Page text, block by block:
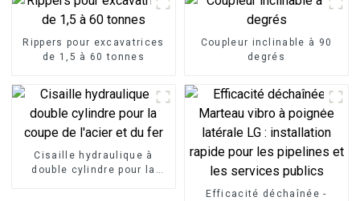
Rippers pour excavatrices
de 1,5 à 60 tonnes
Coupleur inclinable à 90
degrés
Cisaille hydraulique à
double cylindre pour la
Efficacité déchaînée -